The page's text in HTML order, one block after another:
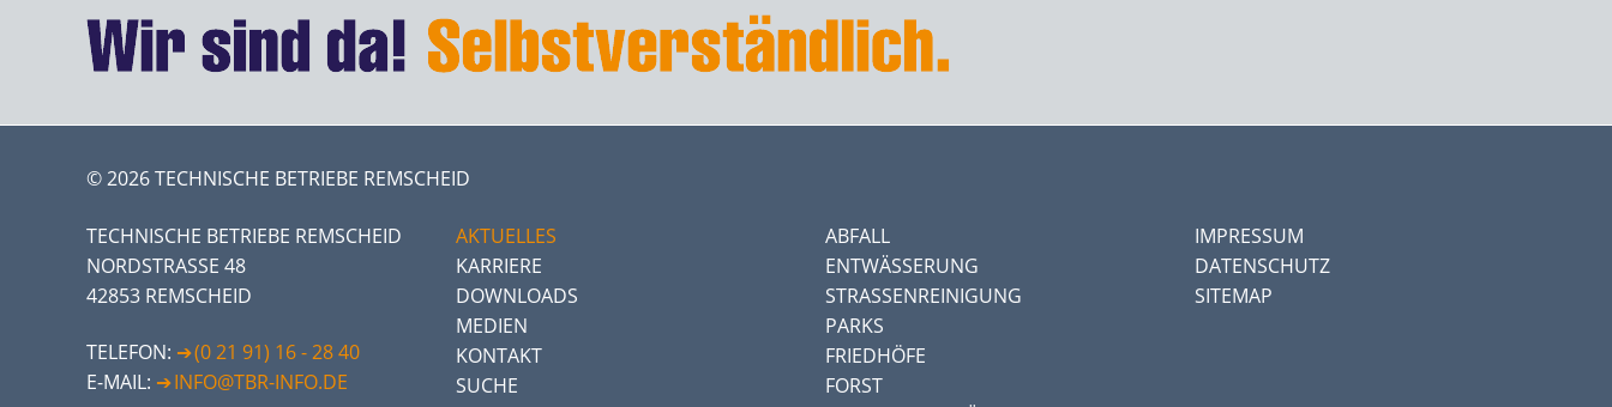
© 2026 TECHNISCHE BETRIEBE REMSCHEID
TECHNISCHE BETRIEBE REMSCHEID
NORDSTRASSE 48
42853 REMSCHEID
TELEFON:
(0 21 91) 16 - 28 40
E-MAIL:
INFO@TBR-INFO.DE
AKTUELLES
KARRIERE
DOWNLOADS
MEDIEN
KONTAKT
SUCHE
ABFALL
ENTWÄSSERUNG
STRASSENREINIGUNG
PARKS
FRIEDHÖFE
FORST
IMPRESSUM
DATENSCHUTZ
SITEMAP